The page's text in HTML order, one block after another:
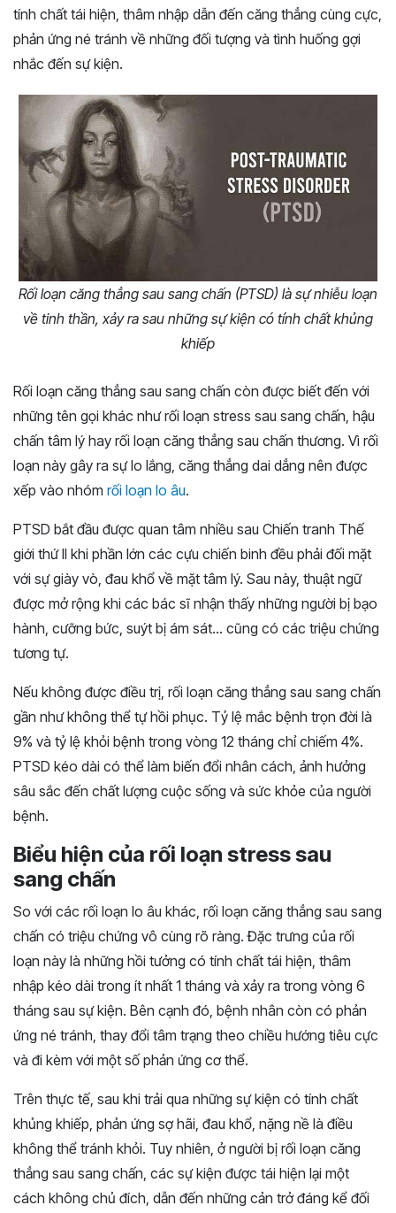
tính chất tái hiện, thâm nhập dẫn đến căng thẳng cùng cực,
phản ứng né tránh về những đối tượng và tình huống gợi
nhắc đến sự kiện.
Rối loạn căng thẳng sau sang chấn (PTSD) là sự nhiễu loạn
về tinh thần, xảy ra sau những sự kiện có tính chất khủng
khiếp
Rối loạn căng thẳng sau sang chấn còn được biết đến với
những tên gọi khác như rối loạn stress sau sang chấn, hậu
chấn tâm lý hay rối loạn căng thẳng sau chấn thương. Vì rối
loạn này gây ra sự lo lắng, căng thẳng dai dẳng nên được
xếp vào nhóm rối loạn lo âu.
PTSD bắt đầu được quan tâm nhiều sau Chiến tranh Thế
giới thứ II khi phần lớn các cựu chiến binh đều phải đối mặt
với sự giày vò, đau khổ về mặt tâm lý. Sau này, thuật ngữ
được mở rộng khi các bác sĩ nhận thấy những người bị bạo
hành, cưỡng bức, suýt bị ám sát… cũng có các triệu chứng
tương tự.
Nếu không được điều trị, rối loạn căng thẳng sau sang chấn
gần như không thể tự hồi phục. Tỷ lệ mắc bệnh trọn đời là
9% và tỷ lệ khỏi bệnh trong vòng 12 tháng chỉ chiếm 4%.
PTSD kéo dài có thể làm biến đổi nhân cách, ảnh hưởng
sâu sắc đến chất lượng cuộc sống và sức khỏe của người
bệnh.
Biểu hiện của rối loạn stress sau
sang chấn
So với các rối loạn lo âu khác, rối loạn căng thẳng sau sang
chấn có triệu chứng vô cùng rõ ràng. Đặc trưng của rối
loạn này là những hồi tưởng có tính chất tái hiện, thâm
nhập kéo dài trong ít nhất 1 tháng và xảy ra trong vòng 6
tháng sau sự kiện. Bên cạnh đó, bệnh nhân còn có phản
ứng né tránh, thay đổi tâm trạng theo chiều hướng tiêu cực
và đi kèm với một số phản ứng cơ thể.
Trên thực tế, sau khi trải qua những sự kiện có tính chất
khủng khiếp, phản ứng sợ hãi, đau khổ, nặng nề là điều
không thể tránh khỏi. Tuy nhiên, ở người bị rối loạn căng
thẳng sau sang chấn, các sự kiện được tái hiện lại một
cách không chủ đích, dẫn đến những cản trở đáng kể đối